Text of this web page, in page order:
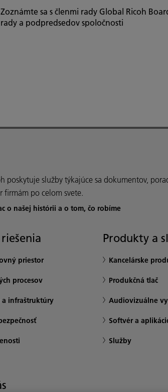
Zoznámte sa s členmi rady Global Ricoh
rady a podpredsedov spoločnosti
poskytuje služby týkajúce sa dokumentov,
firmám po celom svete.
o našej histórii a o tom, čo robíme
priestor
procesov
a infraštruktúry
Produkty a
Kancelárske
Produkčná tlač
Audiovizuálne
Softvér a
Služby